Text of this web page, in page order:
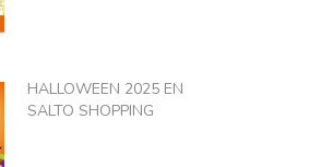
HALLOWEEN 2025 EN
SALTO SHOPPING